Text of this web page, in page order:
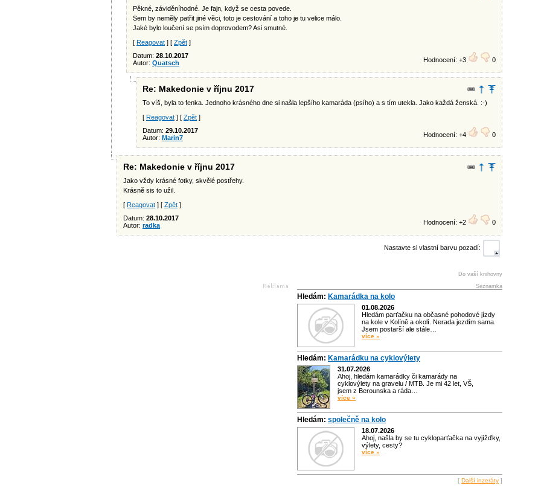
Pěkné, záviděníhodné. Je fajn, když se cesta povede.
Sem by neměly patřit jiné věci, toto je cestování a toho je tu velice málo.
Jaké bylo loučení se psím doprovodem? Asi smutné.
[ Reagovat ] [ Zpět ]
Datum: 28.10.2017
Autor: Quatsch Hodnocení: +3 0
Re: Makedonie v říjnu 2017
To víš, byla to fenka. Jednoho krásného dne si našla lepšího kamaráda (psího) a s tím utekla. Jako každá ženská. :-)
[ Reagovat ] [ Zpět ]
Datum: 29.10.2017
Autor: Marin7 Hodnocení: +4 0
Re: Makedonie v říjnu 2017
Jako vždy krásné fotky, skvělé postřehy.
Krásně sis to užil.
[ Reagovat ] [ Zpět ]
Datum: 28.10.2017
Autor: radka Hodnocení: +2 0
Nastavte si vlastní barvu pozadí:
Do vaší knihovny
Seznamka
Hledám: Kamarádka na kolo
01.08.2026
Hledám parťačku na občasné pohodové jízdy
na kole v Kolíně a okolí. Nerada jezdím sama.
Jsem postarší ale stále…
více »
Hledám: Kamarádku na cyklovýlety
31.07.2026
Ahoj, hledám kamarádky či kamarády na
cyklovýlety na gravelu / MTB. Je mi 42 let, VŠ,
jsem z Berounska a ráda…
více »
Hledám: společně na kolo
18.07.2026
Ahoj, našla by se tu cykloparťačka na vyjížďky,
výlety, cesty?
více »
[ Další inzeráty ]